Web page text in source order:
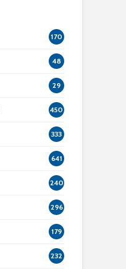
170
48
29
450
333
641
240
296
179
232